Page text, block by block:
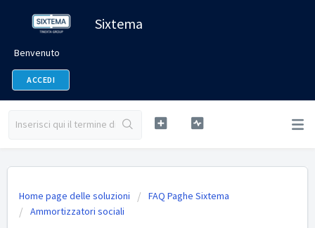
Sixtema
Benvenuto
ACCEDI
Home page delle soluzioni
FAQ Paghe Sixtema
Ammortizzatori sociali